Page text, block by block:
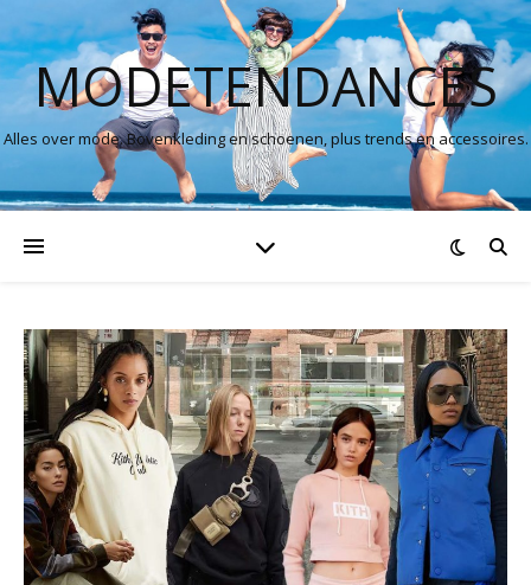
MODETENDANCES
Alles over mode. Bovenkleding en schoenen, plus trends en accessoires.